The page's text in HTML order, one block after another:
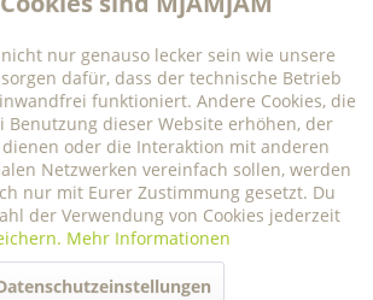
du deinem Hund
die Ohren stecken. Der Hund sollte
nicht zusätzlich gestresst fühlen,
du damit nur noch anstrengendere
Hund ans Feuerwerk
Aktiv
Aktiv
Aktiv
nur genauso lecker sein wie unsere
dafür, dass der technische Betrieb
funktioniert. Andere Cookies, die
Benutzung dieser Website erhöhen, der
oder die Interaktion mit anderen
Netzwerken vereinfach sollen, werden
nur mit Eurer Zustimmung gesetzt. Du
der Verwendung von Cookies jederzeit
Mehr Informationen